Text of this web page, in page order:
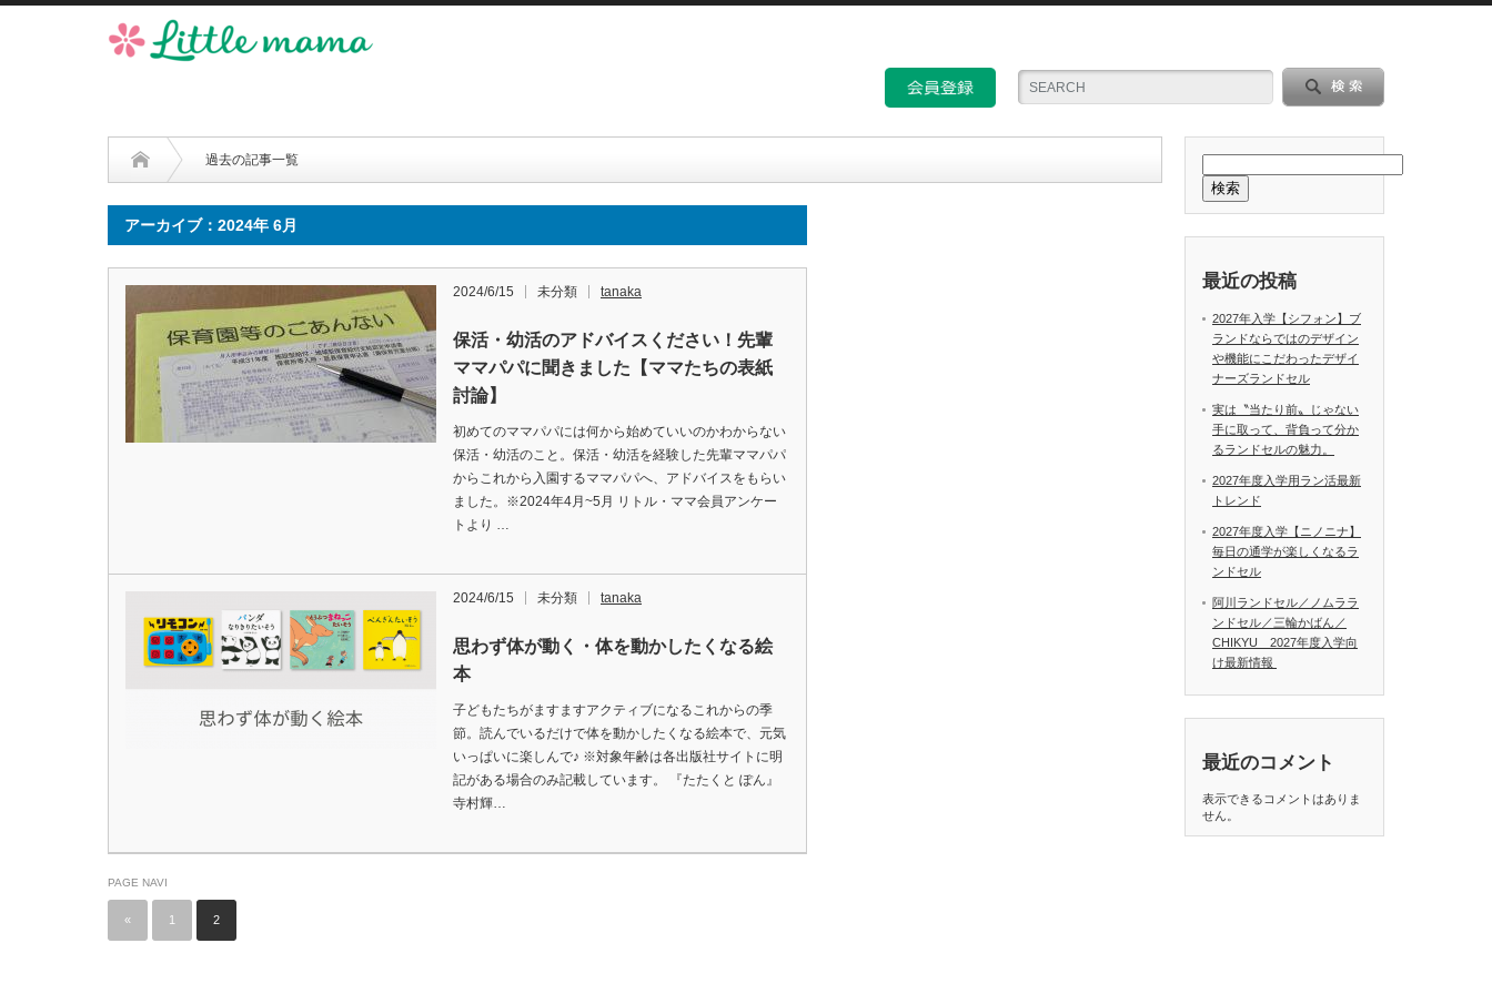
過去の記事一覧
アーカイブ：2024年 6月
2024/6/15 未分類 tanaka
保活・幼活のアドバイスください！先輩
ママパパに聞きました【ママたちの表紙
討論】
初めてのママパパには何から始めていいのかわからない
保活・幼活のこと。保活・幼活を経験した先輩ママパパ
からこれから入園するママパパへ、アドバイスをもらい
ました。※2024年4月~5月 リトル・ママ会員アンケー
トより …
2024/6/15 未分類 tanaka
思わず体が動く・体を動かしたくなる絵
本
子どもたちがますますアクティブになるこれからの季
節。読んでいるだけで体を動かしたくなる絵本で、元気
いっぱいに楽しんで♪ ※対象年齢は各出版社サイトに明
記がある場合のみ記載しています。 『たたくと ぽん』
寺村輝…
PAGE NAVI
« 1 2
検索
最近の投稿
2027年入学【シフォン】ブ
ランドならではのデザイン
や機能にこだわったデザイ
ナーズランドセル
実は〝当たり前〟じゃない
手に取って、背負って分か
るランドセルの魅力。
2027年度入学用ラン活最新
トレンド
2027年度入学【ニノニナ】
毎日の通学が楽しくなるラ
ンドセル
阿川ランドセル／ノムララ
ンドセル／三輪かばん／
CHIKYU 2027年度入学向
け最新情報
最近のコメント
表示できるコメントはありま
せん。